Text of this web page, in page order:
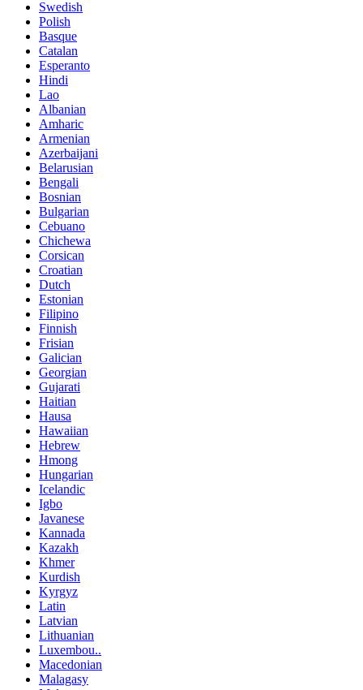
Swedish
Polish
Basque
Catalan
Esperanto
Hindi
Lao
Albanian
Amharic
Armenian
Azerbaijani
Belarusian
Bengali
Bosnian
Bulgarian
Cebuano
Chichewa
Corsican
Croatian
Dutch
Estonian
Filipino
Finnish
Frisian
Galician
Georgian
Gujarati
Haitian
Hausa
Hawaiian
Hebrew
Hmong
Hungarian
Icelandic
Igbo
Javanese
Kannada
Kazakh
Khmer
Kurdish
Kyrgyz
Latin
Latvian
Lithuanian
Luxembou..
Macedonian
Malagasy